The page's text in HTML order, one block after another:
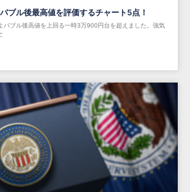
ブル後最高値を評価するチャート5点！
バブル後高値を上回る一時3万900円台を超えました。強気